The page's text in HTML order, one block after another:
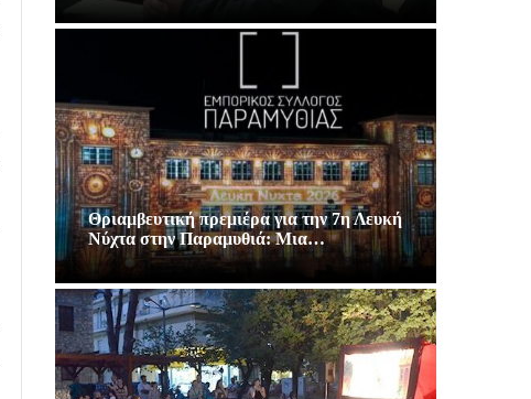
Θριαμβευτική πρεμιέρα για την 7η Λευκή
Νύχτα στην Παραμυθιά: Μια…